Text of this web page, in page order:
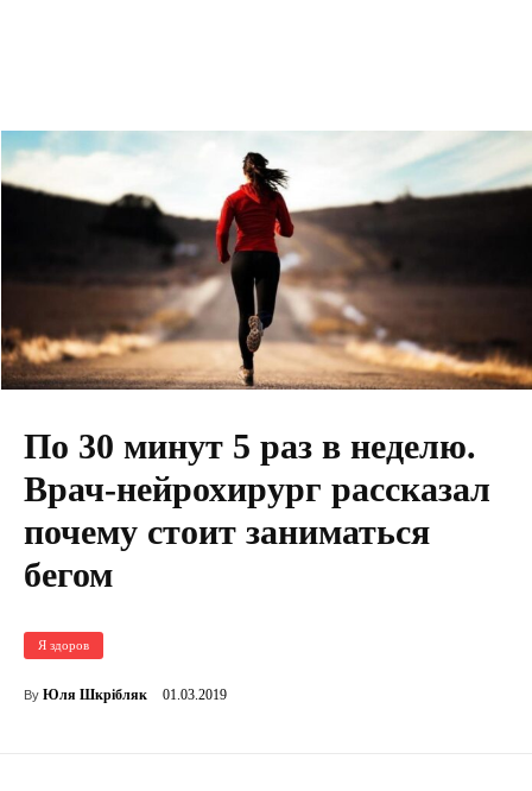
По 30 минут 5 раз в неделю.
Врач-нейрохирург рассказал
почему стоит заниматься
бегом
Я здоров
By Юля Шкрібляк 01.03.2019